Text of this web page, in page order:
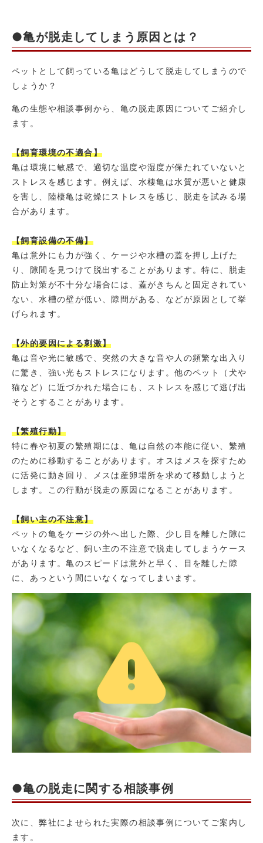
●亀が脱走してしまう原因とは？
ペットとして飼っている亀はどうして脱走してしまうので
しょうか？
亀の生態や相談事例から、亀の脱走原因についてご紹介し
ます。
【飼育環境の不適合】
亀は環境に敏感で、適切な温度や湿度が保たれていないと
ストレスを感じます。例えば、水棲亀は水質が悪いと健康
を害し、陸棲亀は乾燥にストレスを感じ、脱走を試みる場
合があります。
【飼育設備の不備】
亀は意外にも力が強く、ケージや水槽の蓋を押し上げた
り、隙間を見つけて脱出することがあります。特に、脱走
防止対策が不十分な場合には、蓋がきちんと固定されてい
ない、水槽の壁が低い、隙間がある、などが原因として挙
げられます。
【外的要因による刺激】
亀は音や光に敏感で、突然の大きな音や人の頻繁な出入り
に驚き、強い光もストレスになります。他のペット（犬や
猫など）に近づかれた場合にも、ストレスを感じて逃げ出
そうとすることがあります。
【繁殖行動】
特に春や初夏の繁殖期には、亀は自然の本能に従い、繁殖
のために移動することがあります。オスはメスを探すため
に活発に動き回り、メスは産卵場所を求めて移動しようと
します。この行動が脱走の原因になることがあります。
【飼い主の不注意】
ペットの亀をケージの外へ出した際、少し目を離した隙に
いなくなるなど、飼い主の不注意で脱走してしまうケース
があります。亀のスピードは意外と早く、目を離した隙
に、あっという間にいなくなってしまいます。
●亀の脱走に関する相談事例
次に、弊社によせられた実際の相談事例についてご案内し
ます。